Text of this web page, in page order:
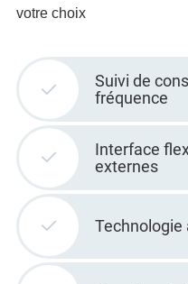
votre choix
Suivi de
fréquence
Interface
externes
Technologie